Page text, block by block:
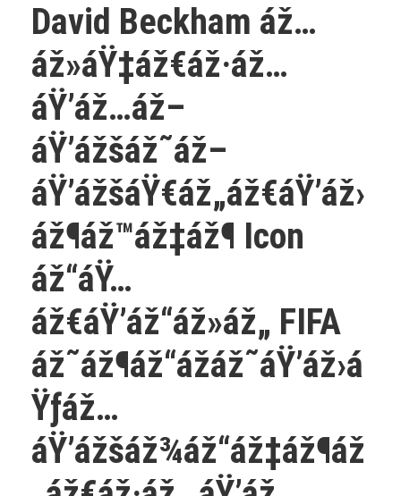
David Beckham áž…
áž»áŸ‡áž€áž·áž…
áŸ’áž…áž–
áŸ’ážšáž˜áž–
áŸ’ážšáŸ€áž„áž€áŸ’áž›
áž¶áž™áž‡áž¶ Icon
áž“áŸ…
áž€áŸ’áž“áž»áž„ FIFA
áž˜áž¶áž“ážáž˜áŸ’áž›á
Ÿƒáž…
áŸ’ážšáž¾áž“áž‡áž¶áž